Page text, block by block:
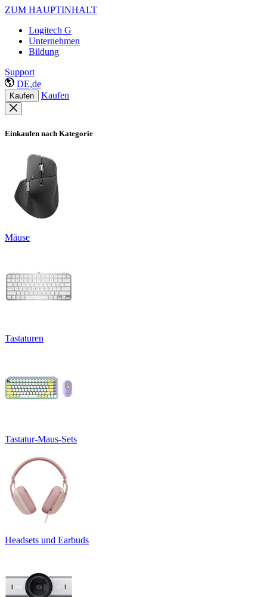
ZUM HAUPTINHALT
Logitech G
Unternehmen
Bildung
Support
DE,de
Kaufen Kaufen
Einkaufen nach Kategorie
Mäuse
Tastaturen
Tastatur-Maus-Sets
Headsets und Earbuds